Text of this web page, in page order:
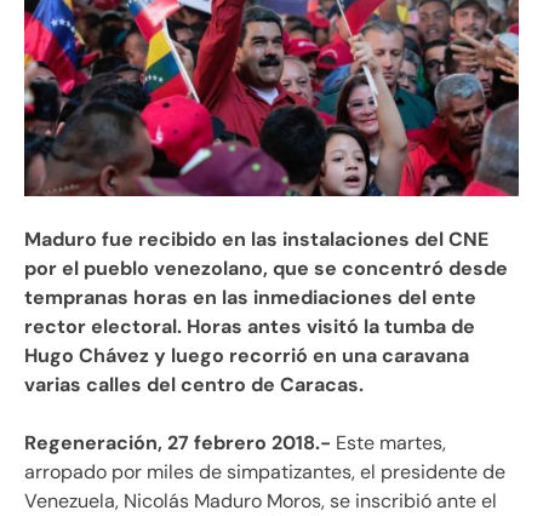
Maduro fue recibido en las instalaciones del CNE
por el pueblo venezolano, que se concentró desde
tempranas horas en las inmediaciones del ente
rector electoral. Horas antes visitó la tumba de
Hugo Chávez y luego recorrió en una caravana
varias calles del centro de Caracas.
Regeneración, 27 febrero 2018.- Este martes,
arropado por miles de simpatizantes, el presidente de
Venezuela, Nicolás Maduro Moros, se inscribió ante el